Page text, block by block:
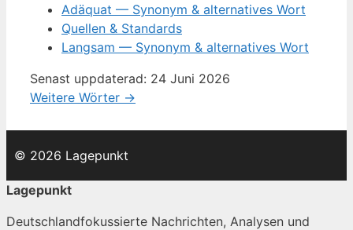
Adäquat — Synonym & alternatives Wort
Quellen & Standards
Langsam — Synonym & alternatives Wort
Senast uppdaterad: 24 Juni 2026
Weitere Wörter →
© 2026 Lagepunkt
Lagepunkt
Deutschlandfokussierte Nachrichten, Analysen und